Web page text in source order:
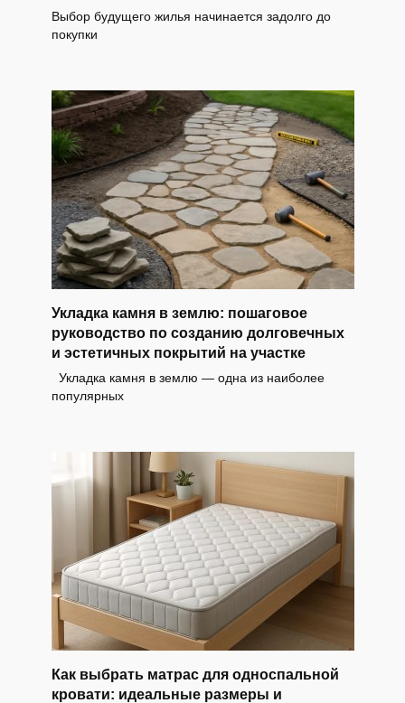
Выбор будущего жилья начинается задолго до
покупки
Укладка камня в землю: пошаговое
руководство по созданию долговечных
и эстетичных покрытий на участке
Укладка камня в землю — одна из наиболее
популярных
Как выбрать матрас для односпальной
кровати: идеальные размеры и